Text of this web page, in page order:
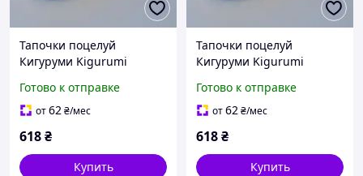
Тапочки поцелуй
Кигуруми Kigurumi
36 размер
Готово к отправке
от62₴/мес
618₴
Купить
Тапочки поцелуй
Кигуруми Kigurumi
37 размер
Готово к отправке
от62₴/мес
618₴
Купить